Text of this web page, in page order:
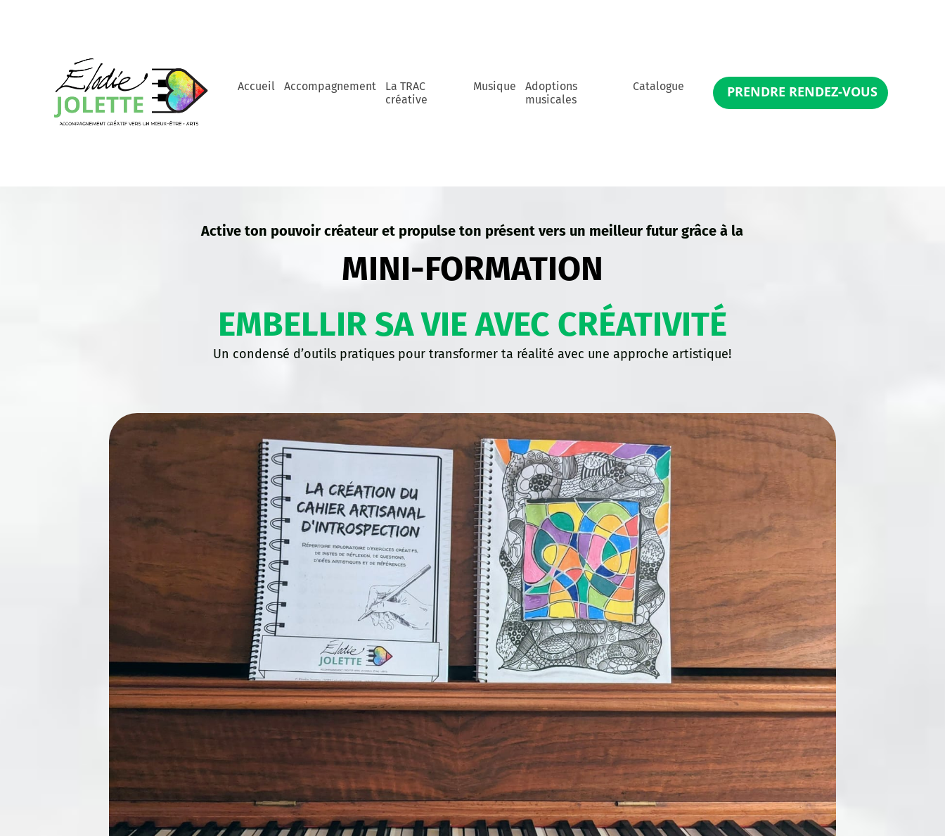
Accueil Accompagnement
La TRAC
créative
Musique
Adoptions
musicales
Catalogue PRENDRE RENDEZ-VOUS
Active ton pouvoir créateur et propulse ton présent vers un meilleur futur grâce à la
MINI-FORMATION
EMBELLIR SA VIE AVEC CRÉATIVITÉ
Un condensé d’outils pratiques pour transformer ta réalité avec une approche artistique!